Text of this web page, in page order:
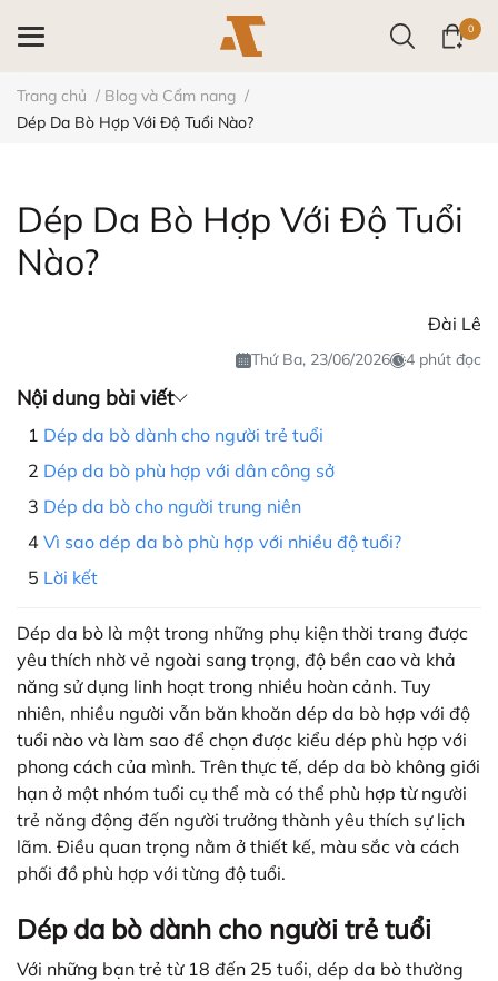
0
Trang chủ / Blog và Cẩm nang /
Dép Da Bò Hợp Với Độ Tuổi Nào?
Dép Da Bò Hợp Với Độ Tuổi
Nào?
Đài Lê
Thứ Ba, 23/06/2026 4 phút đọc
Nội dung bài viết
Dép da bò dành cho người trẻ tuổi
Dép da bò phù hợp với dân công sở
Dép da bò cho người trung niên
Vì sao dép da bò phù hợp với nhiều độ tuổi?
Lời kết
Dép da bò là một trong những phụ kiện thời trang được
yêu thích nhờ vẻ ngoài sang trọng, độ bền cao và khả
năng sử dụng linh hoạt trong nhiều hoàn cảnh. Tuy
nhiên, nhiều người vẫn băn khoăn dép da bò hợp với độ
tuổi nào và làm sao để chọn được kiểu dép phù hợp với
phong cách của mình. Trên thực tế, dép da bò không giới
hạn ở một nhóm tuổi cụ thể mà có thể phù hợp từ người
trẻ năng động đến người trưởng thành yêu thích sự lịch
lãm. Điều quan trọng nằm ở thiết kế, màu sắc và cách
phối đồ phù hợp với từng độ tuổi.
Dép da bò dành cho người trẻ tuổi
Với những bạn trẻ từ 18 đến 25 tuổi, dép da bò thường